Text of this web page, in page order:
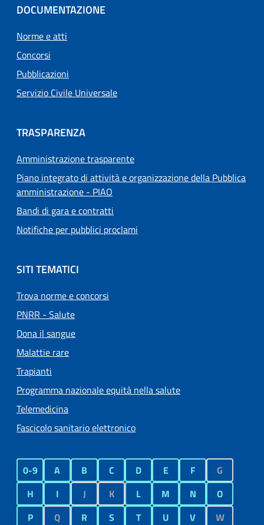
DOCUMENTAZIONE
Norme e atti
Concorsi
Pubblicazioni
Servizio Civile Universale
TRASPARENZA
Amministrazione trasparente
Piano integrato di attività e organizzazione della Pubblica
amministrazione - PIAO
Bandi di gara e contratti
Notifiche per pubblici proclami
SITI TEMATICI
Trova norme e concorsi
PNRR - Salute
Dona il sangue
Malattie rare
Trapianti
Programma nazionale equità nella salute
Telemedicina
Fascicolo sanitario elettronico
0-9 A B C D E F
G
H
I J K L M N
O
P
Q R S T U V
W